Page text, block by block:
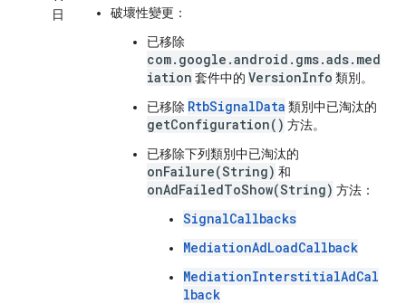
日
破壞性變更：
已移除
com.google.android.gms.ads.med
iation 套件中的 VersionInfo 類別。
已移除 RtbSignalData 類別中已淘汰的
getConfiguration() 方法。
已移除下列類別中已淘汰的
onFailure(String) 和
onAdFailedToShow(String) 方法：
SignalCallbacks
MediationAdLoadCallback
MediationInterstitialAdCal
lback